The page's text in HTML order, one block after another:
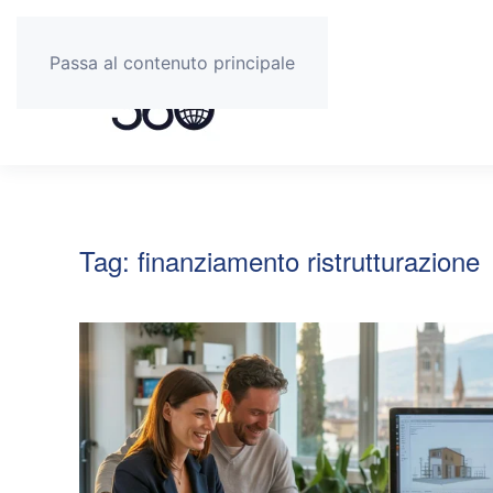
Passa al contenuto principale
Tag: finanziamento ristrutturazione